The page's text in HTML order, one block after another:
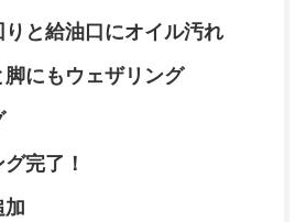
りと給油口にオイル汚れ
脚にもウェザリング
完了！
加